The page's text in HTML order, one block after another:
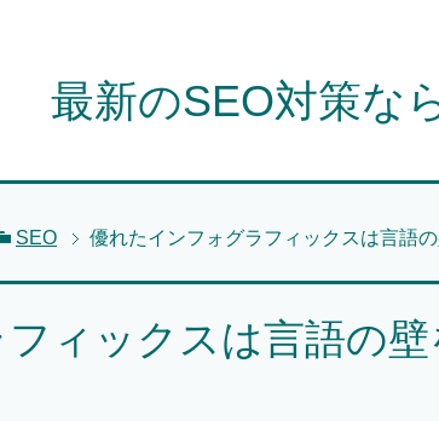
最新のSEO対策な
SEO 優れたインフォグラフィックスは言語
ィックスは言語の壁